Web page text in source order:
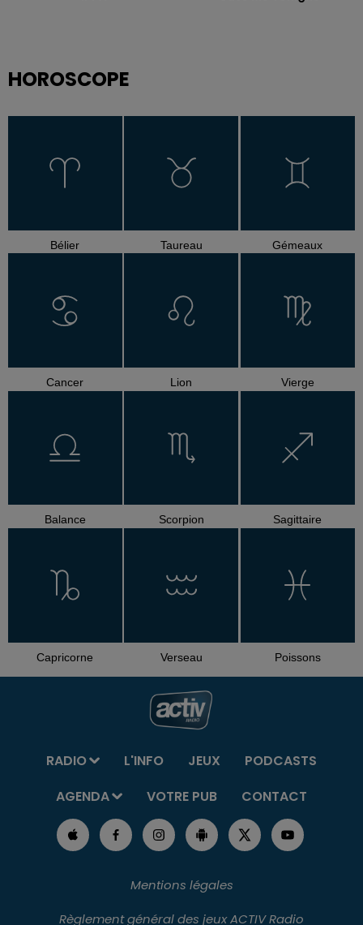
HOROSCOPE
Bélier Taureau Gémeaux
Cancer Lion Vierge
Balance Scorpion Sagittaire
Capricorne Verseau Poissons
RADIO L'INFO JEUX
PODCASTS
AGENDA
VOTRE PUB CONTACT
Mentions légales
Règlement général des jeux ACTIV Radio